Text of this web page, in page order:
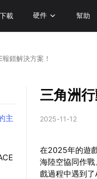
下載 硬件 幫助
錯解決方案！
主
三角洲
2025-11-12
在2025年的遊
海陸空協同作
戲過程中遇到